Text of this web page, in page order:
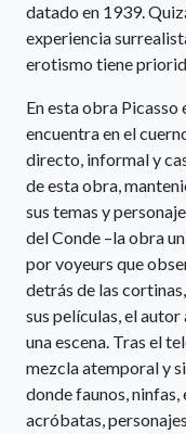
datado en 1939.
experiencia
erotismo tiene
En esta obra Picasso
encuentra en el
directo, informal y
de esta obra,
sus temas y
del Conde –la obra
por voyeurs que
detrás de las
sus películas, el
una escena. Tras el
mezcla atemporal y
donde faunos,
acróbatas,